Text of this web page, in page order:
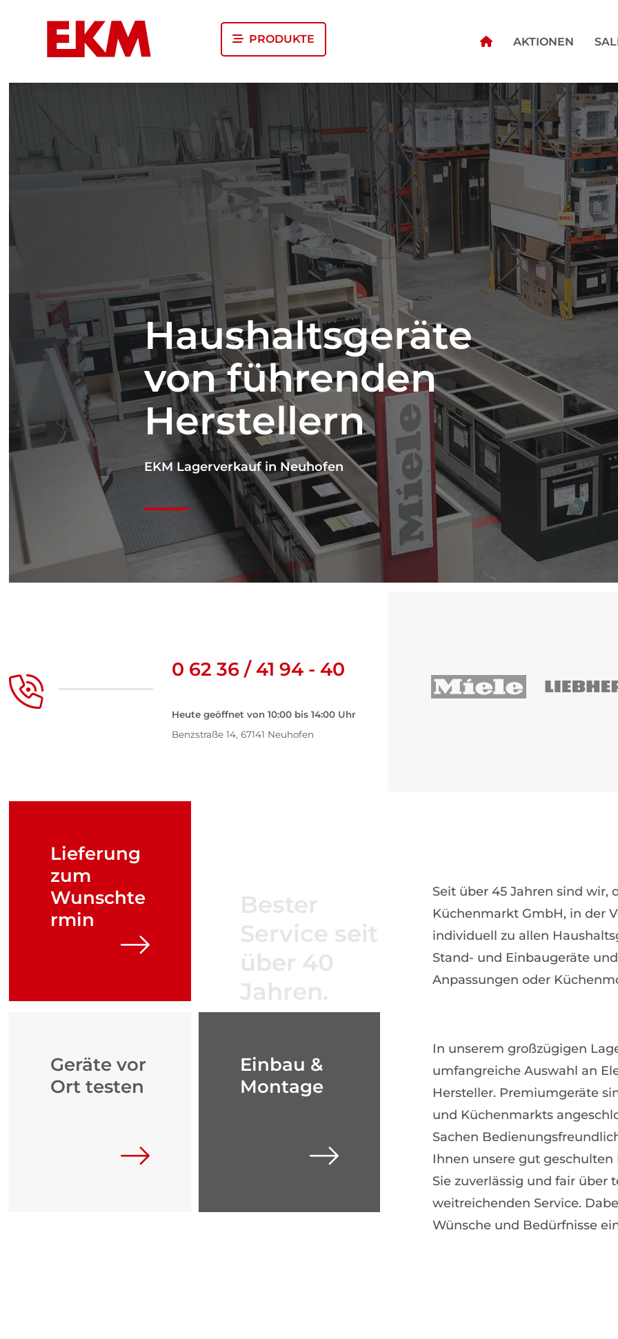
PRODUKTE AKTIONEN
Haushaltsgeräte
von führenden
Herstellern
EKM Lagerverkauf in Neuhofen
0 62 36 / 41 94 - 40
Heute geöffnet von 10:00 bis 14:00 Uhr
Benzstraße 14, 67141 Neuhofen
Lieferung
zum
Wunschte
rmin
Bester
Service seit
über 40
Jahren.
Geräte vor
Ort testen
Einbau &
Montage
Seit über 45 Jahren sind wir,
Küchenmarkt GmbH, in der
individuell zu allen
Stand- und Einbaugeräte
Anpassungen oder
In unserem großzügigen
umfangreiche Auswahl an
Hersteller. Premiumgeräte
und Küchenmarkts
Sachen
Ihnen unsere gut
Sie zuverlässig und fair über
weitreichenden Service.
Wünsche und Bedürfnisse